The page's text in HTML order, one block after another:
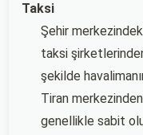
Taksi
Şehir
taksi
şekilde
Tiran
genellikle sabit